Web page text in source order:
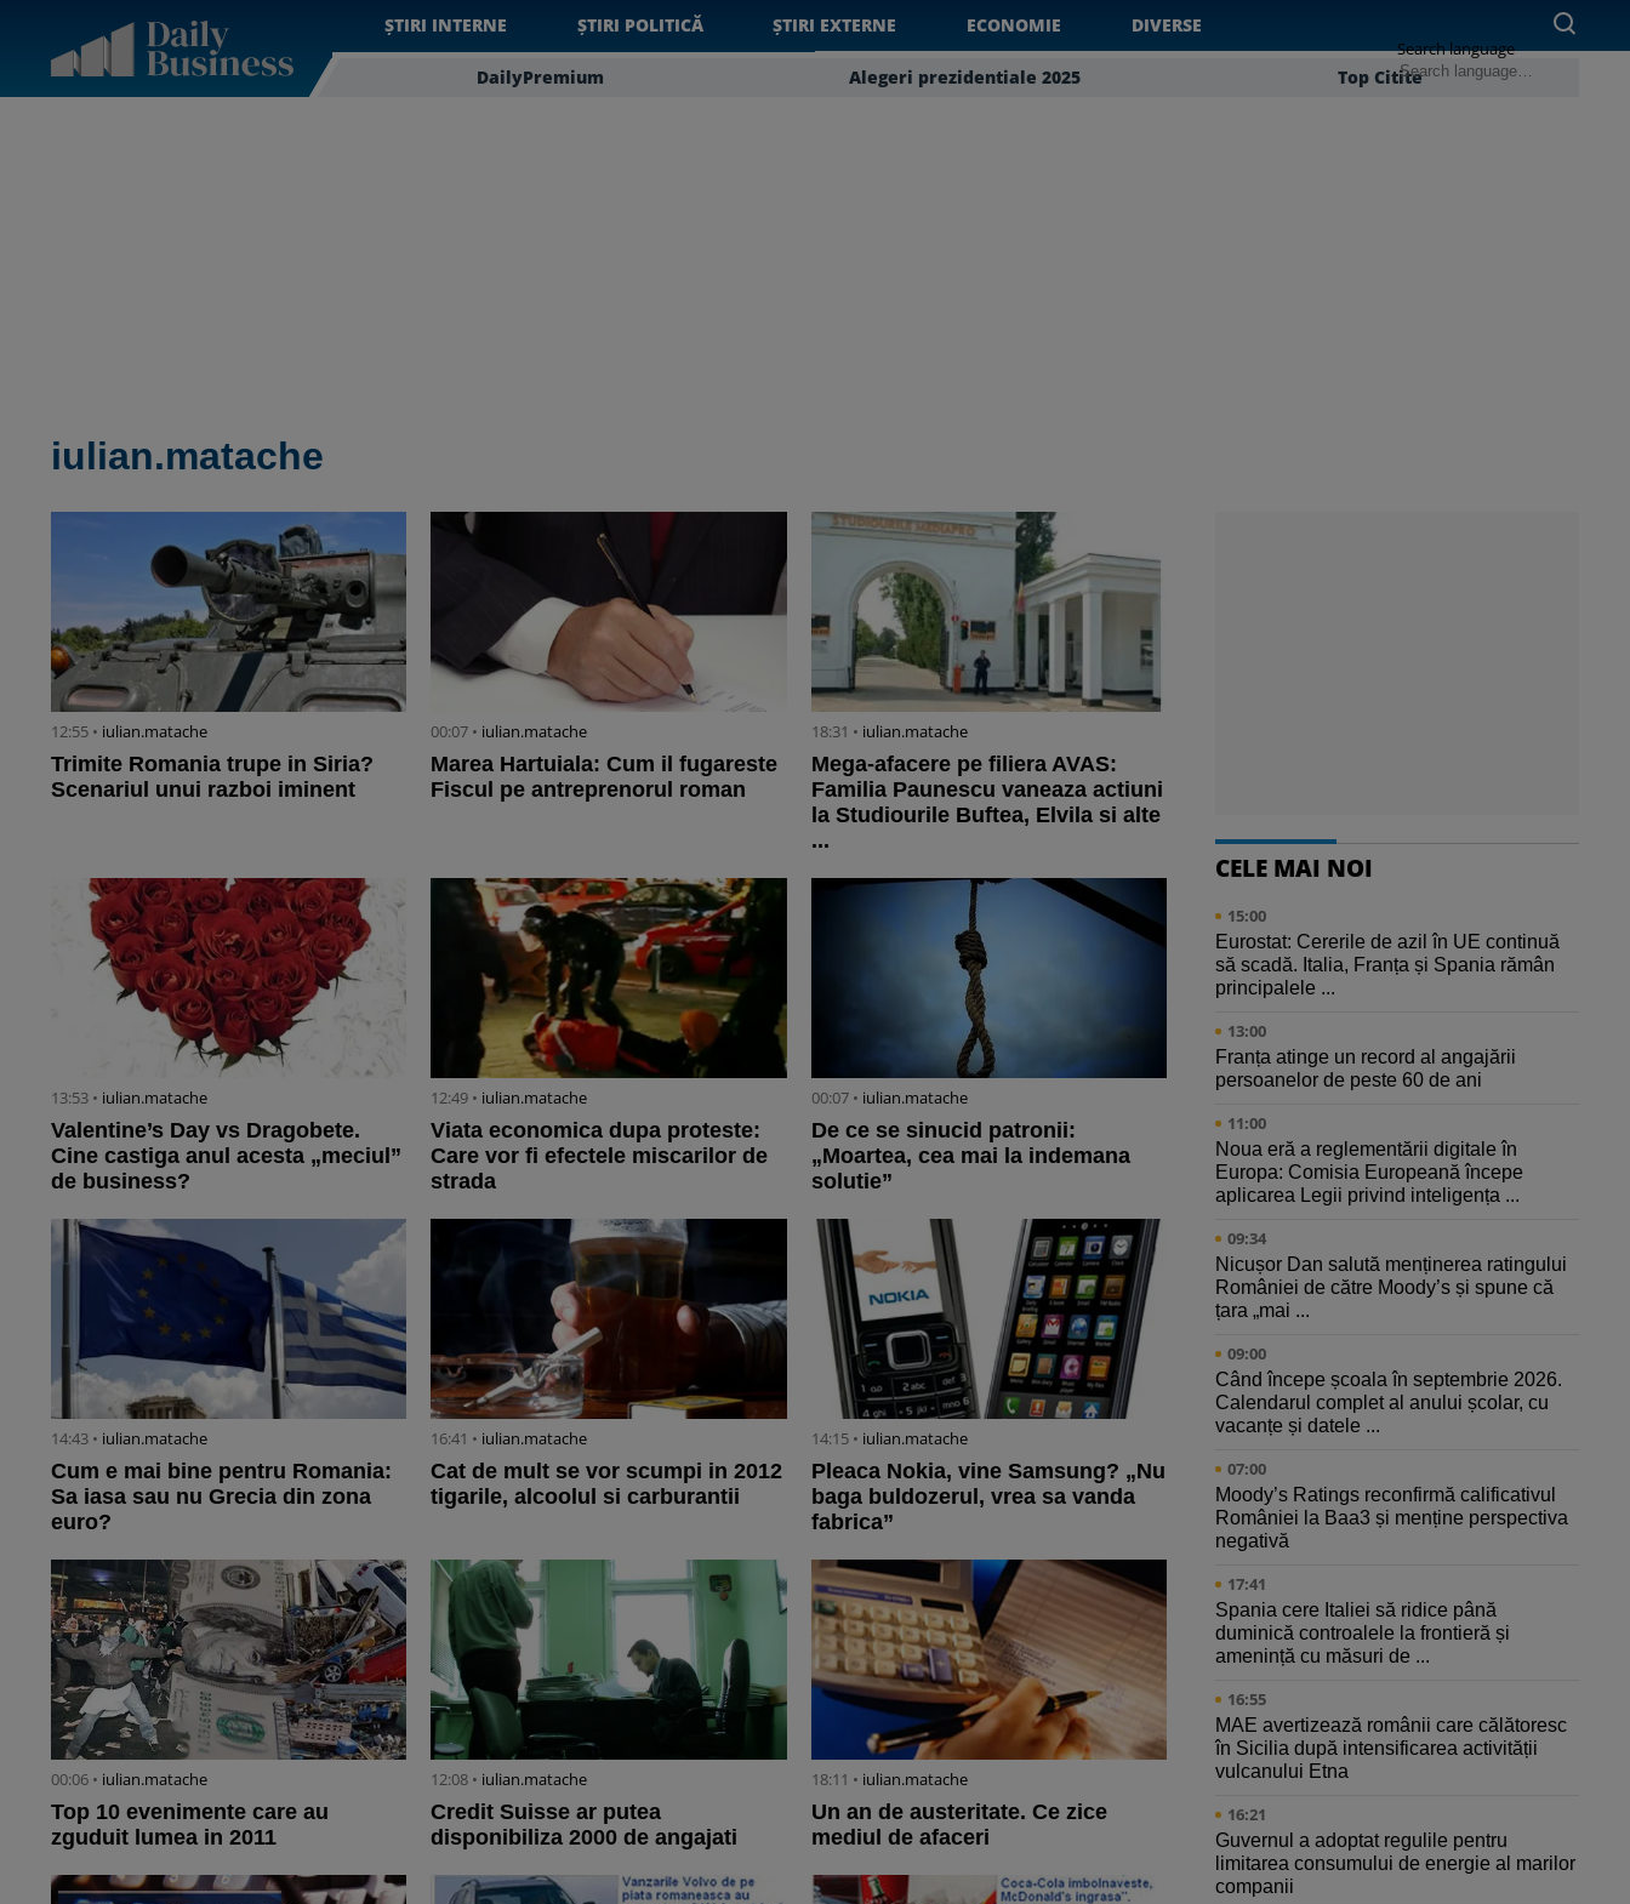
ȘTIRI INTERNE ȘTIRI POLITICĂ ȘTIRI EXTERNE ECONOMIE DIVERSE
DailyPremium Alegeri prezidentiale 2025 Top Citite
Search language
iulian.matache
12:55 • iulian.matache
Trimite Romania trupe in Siria?
Scenariul unui razboi iminent
00:07 • iulian.matache
Marea Hartuiala: Cum il fugareste
Fiscul pe antreprenorul roman
18:31 • iulian.matache
Mega-afacere pe filiera AVAS:
Familia Paunescu vaneaza actiuni
la Studiourile Buftea, Elvila si alte
...
13:53 • iulian.matache
Valentine’s Day vs Dragobete.
Cine castiga anul acesta „meciul”
de business?
12:49 • iulian.matache
Viata economica dupa proteste:
Care vor fi efectele miscarilor de
strada
00:07 • iulian.matache
De ce se sinucid patronii:
„Moartea, cea mai la indemana
solutie”
14:43 • iulian.matache
Cum e mai bine pentru Romania:
Sa iasa sau nu Grecia din zona
euro?
16:41 • iulian.matache
Cat de mult se vor scumpi in 2012
tigarile, alcoolul si carburantii
14:15 • iulian.matache
Pleaca Nokia, vine Samsung? „Nu
baga buldozerul, vrea sa vanda
fabrica”
00:06 • iulian.matache
Top 10 evenimente care au
zguduit lumea in 2011
12:08 • iulian.matache
Credit Suisse ar putea
disponibiliza 2000 de angajati
18:11 • iulian.matache
Un an de austeritate. Ce zice
mediul de afaceri
CELE MAI NOI
15:00
Eurostat: Cererile de azil în UE continuă
să scadă. Italia, Franța și Spania rămân
principalele ...
13:00
Franța atinge un record al angajării
persoanelor de peste 60 de ani
11:00
Noua eră a reglementării digitale în
Europa: Comisia Europeană începe
aplicarea Legii privind inteligența ...
09:34
Nicușor Dan salută menținerea ratingului
României de către Moody’s și spune că
țara „mai ...
09:00
Când începe școala în septembrie 2026.
Calendarul complet al anului școlar, cu
vacanțe și datele ...
07:00
Moody’s Ratings reconfirmă calificativul
României la Baa3 și menține perspectiva
negativă
17:41
Spania cere Italiei să ridice până
duminică controalele la frontieră și
amenință cu măsuri de ...
16:55
MAE avertizează românii care călătoresc
în Sicilia după intensificarea activității
vulcanului Etna
16:21
Guvernul a adoptat regulile pentru
limitarea consumului de energie al marilor
companii